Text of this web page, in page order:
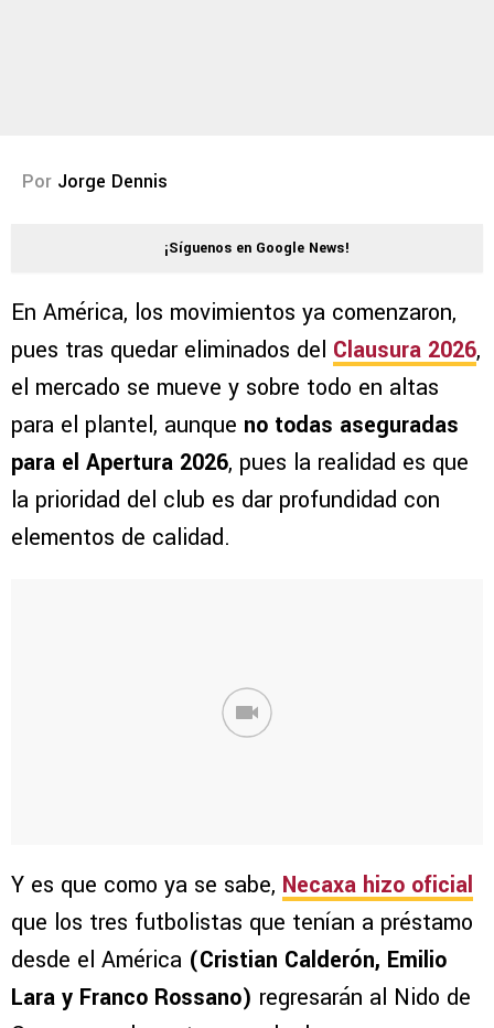
Por Jorge Dennis
¡Síguenos en Google News!
En América, los movimientos ya comenzaron,
pues tras quedar eliminados del Clausura 2026,
el mercado se mueve y sobre todo en altas
para el plantel, aunque no todas aseguradas
para el Apertura 2026, pues la realidad es que
la prioridad del club es dar profundidad con
elementos de calidad.
Y es que como ya se sabe, Necaxa hizo oficial
que los tres futbolistas que tenían a préstamo
desde el América (Cristian Calderón, Emilio
Lara y Franco Rossano) regresarán al Nido de